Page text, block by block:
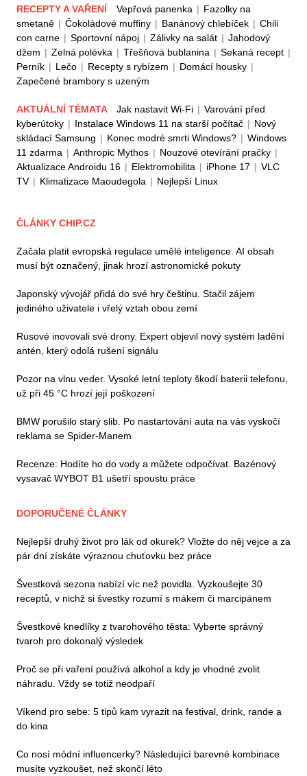
RECEPTY A VAŘENÍ Vepřová panenka | Fazolky na
smetaně | Čokoládové muffiny | Banánový chlebíček | Chili
con carne | Sportovní nápoj | Zálivky na salát | Jahodový
džem | Zelná polévka | Třešňová bublanina | Sekaná recept |
Perník | Lečo | Recepty s rybízem | Domácí housky |
Zapečené brambory s uzeným
AKTUÁLNÍ TÉMATA Jak nastavit Wi-Fi | Varování před
kyberútoky | Instalace Windows 11 na starší počítač | Nový
skládací Samsung | Konec modré smrti Windows? | Windows
11 zdarma | Anthropic Mythos | Nouzové otevírání pračky |
Aktualizace Androidu 16 | Elektromobilita | iPhone 17 | VLC
TV | Klimatizace Maoudegola | Nejlepší Linux
ČLÁNKY CHIP.CZ
Začala platit evropská regulace umělé inteligence. AI obsah
musí být označený, jinak hrozí astronomické pokuty
Japonský vývojář přidá do své hry češtinu. Stačil zájem
jediného uživatele i vřelý vztah obou zemí
Rusové inovovali své drony. Expert objevil nový systém ladění
antén, který odolá rušení signálu
Pozor na vlnu veder. Vysoké letní teploty škodí baterii telefonu,
už při 45 °C hrozí její poškození
BMW porušilo starý slib. Po nastartování auta na vás vyskočí
reklama se Spider-Manem
Recenze: Hodíte ho do vody a můžete odpočívat. Bazénový
vysavač WYBOT B1 ušetří spoustu práce
DOPORUČENÉ ČLÁNKY
Nejlepší druhý život pro lák od okurek? Vložte do něj vejce a za
pár dní získáte výraznou chuťovku bez práce
Švestková sezona nabízí víc než povidla. Vyzkoušejte 30
receptů, v nichž si švestky rozumí s mákem či marcipánem
Švestkové knedlíky z tvarohového těsta: Vyberte správný
tvaroh pro dokonalý výsledek
Proč se při vaření používá alkohol a kdy je vhodné zvolit
náhradu. Vždy se totiž neodpaří
Víkend pro sebe: 5 tipů kam vyrazit na festival, drink, rande a
do kina
Co nosí módní influencerky? Následující barevné kombinace
musíte vyzkoušet, než skončí léto